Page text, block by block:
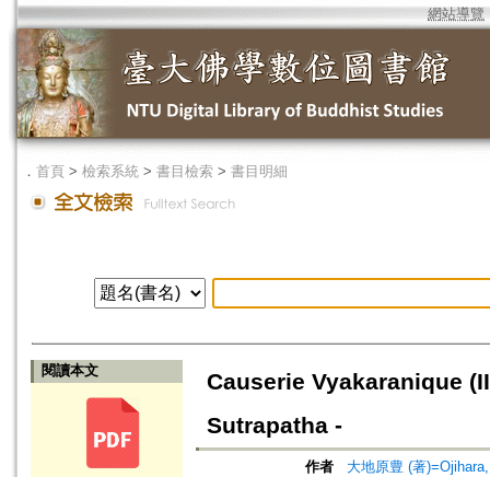
網站導覽
． 首頁 > 檢索系統 > 書目檢索 > 書目明細
閱讀本文
Causerie Vyakaranique
Sutrapatha -
作者
大地原豊 (著